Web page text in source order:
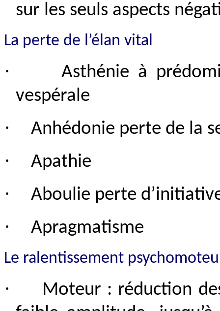
sur les seuls aspects
La perte de l’élan vital
·
Asthénie à
vespérale
· Anhédonie perte de la
· Apathie
· Aboulie perte
· Apragmatisme
Le ralentissement
·
Moteur : réduction